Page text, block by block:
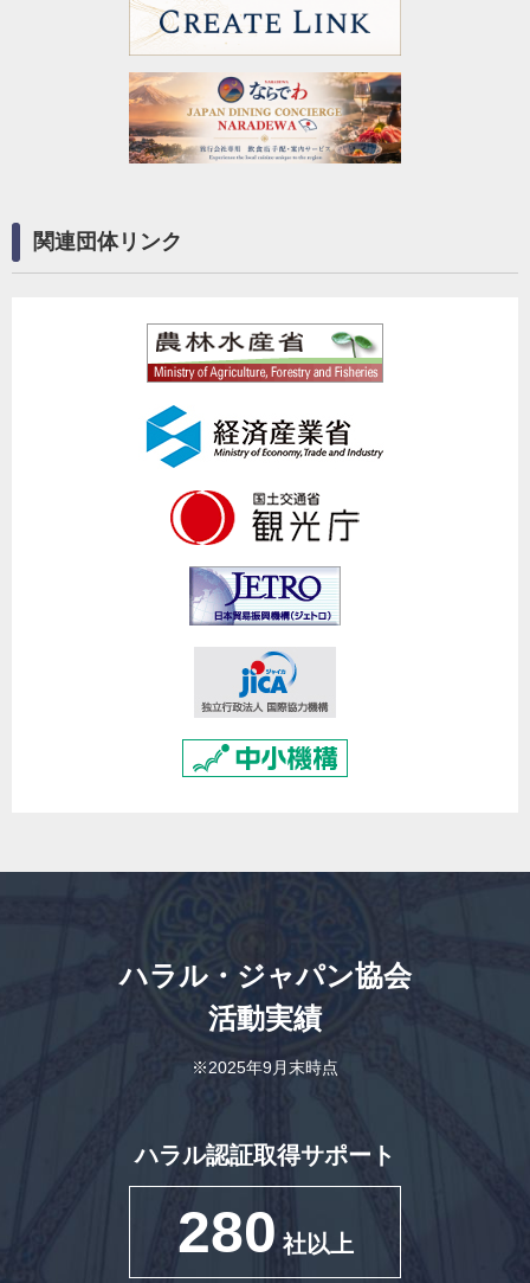
関連団体リンク
ハラル・ジャパン協会
活動実績
※2025年9月末時点
ハラル認証取得サポート
280 社以上